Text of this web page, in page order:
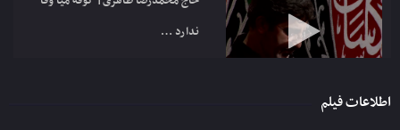
ندارد …
اطلاعات فیلم